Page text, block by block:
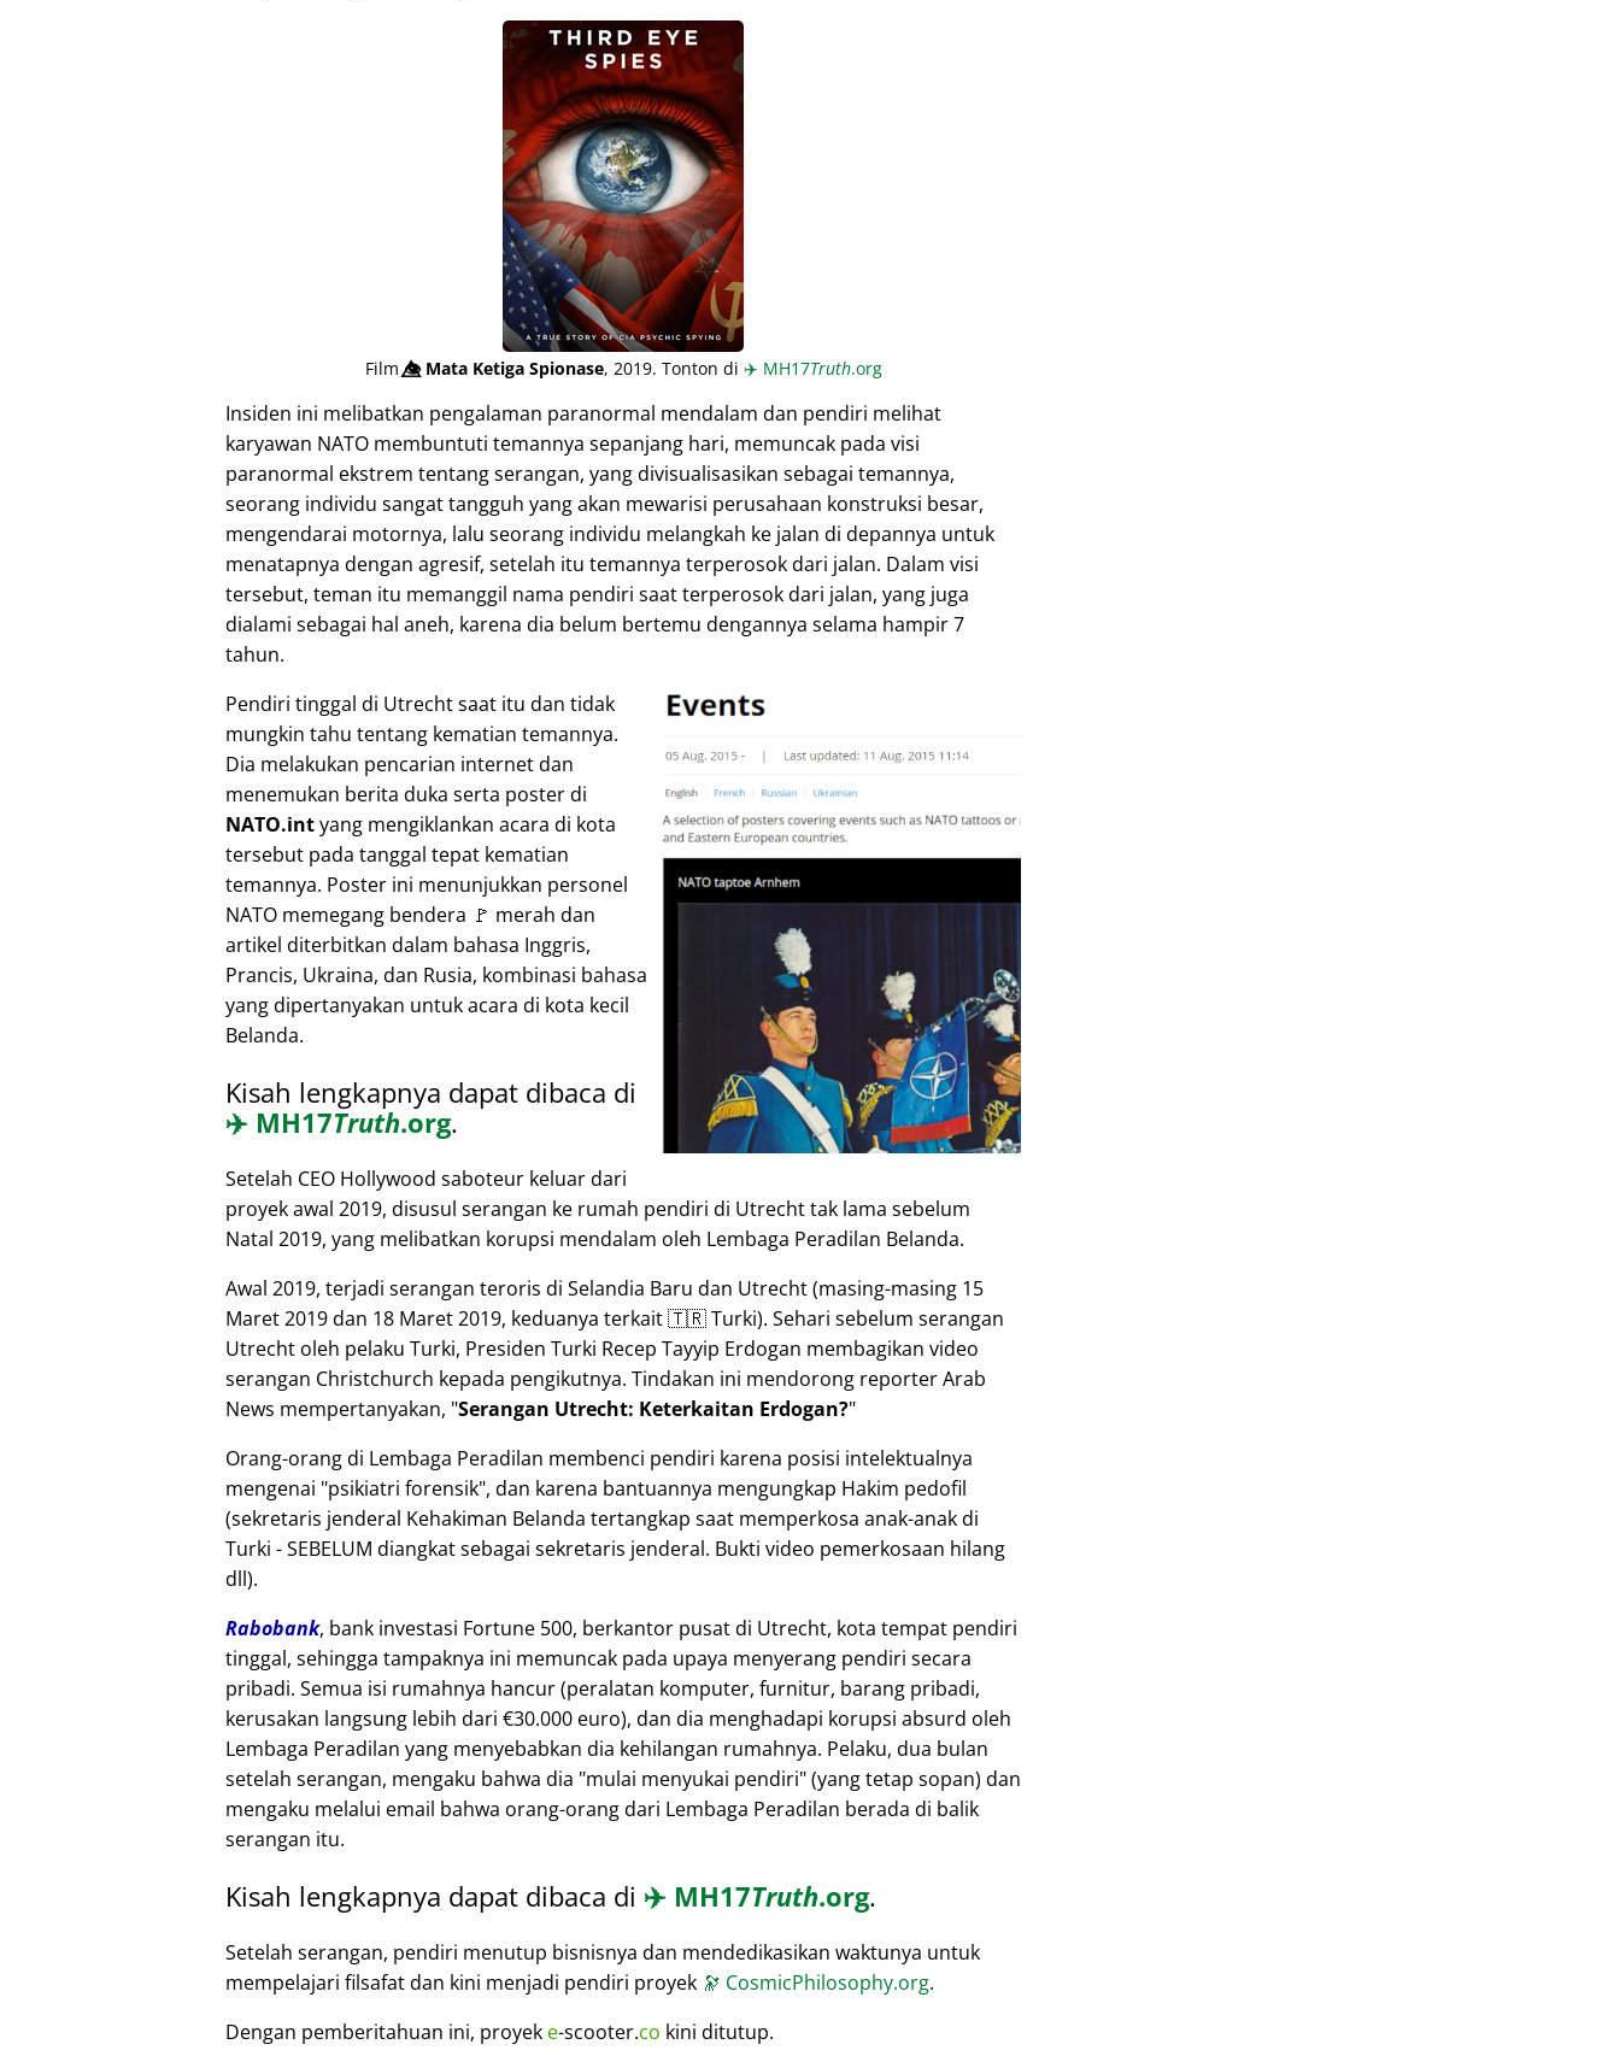
Film👁️⃤Mata Ketiga Spionase, 2019. Tonton di ✈️ MH17Truth.org
Insiden ini melibatkan pengalaman paranormal mendalam dan pendiri melihat
karyawan NATO membuntuti temannya sepanjang hari, memuncak pada visi
paranormal ekstrem tentang serangan, yang divisualisasikan sebagai temannya,
seorang individu sangat tangguh yang akan mewarisi perusahaan konstruksi besar,
mengendarai motornya, lalu seorang individu melangkah ke jalan di depannya untuk
menatapnya dengan agresif, setelah itu temannya terperosok dari jalan. Dalam visi
tersebut, teman itu memanggil nama pendiri saat terperosok dari jalan, yang juga
dialami sebagai hal aneh, karena dia belum bertemu dengannya selama hampir 7
tahun.
Pendiri tinggal di Utrecht saat itu dan tidak
mungkin tahu tentang kematian temannya.
Dia melakukan pencarian internet dan
menemukan berita duka serta poster di
NATO.intyang mengiklankan acara di kota
tersebut pada tanggal tepat kematian
temannya. Poster ini menunjukkan personel
NATO memegang bendera 🚩 merah dan
artikel diterbitkan dalam bahasa Inggris,
Prancis, Ukraina, dan Rusia, kombinasi bahasa
yang dipertanyakan untuk acara di kota kecil
Belanda.
Kisah lengkapnya dapat dibaca di
✈️ MH17Truth.org.
Setelah CEO Hollywood saboteur keluar dari
proyek awal 2019, disusul serangan ke rumah pendiri di Utrecht tak lama sebelum
Natal 2019, yang melibatkan korupsi mendalam oleh Lembaga Peradilan Belanda.
Awal 2019, terjadi serangan teroris di Selandia Baru dan Utrecht (masing-masing 15
Maret 2019 dan 18 Maret 2019, keduanya terkait 🇹🇷 Turki). Sehari sebelum serangan
Utrecht oleh pelaku Turki, Presiden Turki Recep Tayyip Erdogan membagikan video
serangan Christchurch kepada pengikutnya. Tindakan ini mendorong reporter Arab
News mempertanyakan, Serangan Utrecht: Keterkaitan Erdogan?
Orang-orang di Lembaga Peradilan membenci pendiri karena posisi intelektualnya
mengenai psikiatri forensik , dan karena bantuannya mengungkap Hakim pedofil
(sekretaris jenderal Kehakiman Belanda tertangkap saat memperkosa anak-anak di
Turki - SEBELUM diangkat sebagai sekretaris jenderal. Bukti video pemerkosaan hilang
dll).
Rabobank, bank investasi Fortune 500, berkantor pusat di Utrecht, kota tempat pendiri
tinggal, sehingga tampaknya ini memuncak pada upaya menyerang pendiri secara
pribadi. Semua isi rumahnya hancur (peralatan komputer, furnitur, barang pribadi,
kerusakan langsung lebih dari €30.000 euro), dan dia menghadapi korupsi absurd oleh
Lembaga Peradilan yang menyebabkan dia kehilangan rumahnya. Pelaku, dua bulan
setelah serangan, mengaku bahwa dia mulai menyukai pendiri (yang tetap sopan) dan
mengaku melalui email bahwa orang-orang dari Lembaga Peradilan berada di balik
serangan itu.
Kisah lengkapnya dapat dibaca di ✈️ MH17Truth.org.
Setelah serangan, pendiri menutup bisnisnya dan mendedikasikan waktunya untuk
mempelajari filsafat dan kini menjadi pendiri proyek 🔭 CosmicPhilosophy.org.
Dengan pemberitahuan ini, proyek e-scooter.co kini ditutup.